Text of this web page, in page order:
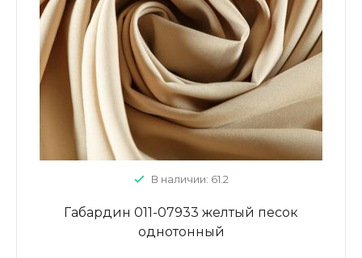
В наличии: 61.2
Габардин 011-07933 желтый песок
однотонный